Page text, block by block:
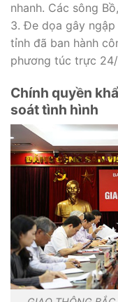
nhanh. Các sông
3. Đe dọa gây ngập
tỉnh đã ban hành
phương túc trực
Chính quyền
soát tình hình